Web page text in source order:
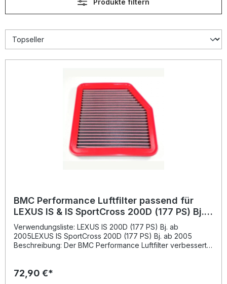
Produkte filtern
BMC Performance Luftfilter passend für
LEXUS IS & IS SportCross 200D (177 PS) Bj.
ab 2005 BMC: FB792/20
Verwendungsliste: LEXUS IS 200D (177 PS) Bj. ab
2005LEXUS IS SportCross 200D (177 PS) Bj. ab 2005
Beschreibung: Der BMC Performance Luftfilter verbessert
herkömmlichen Papierfilter durch ein innovatives
72,90 €*